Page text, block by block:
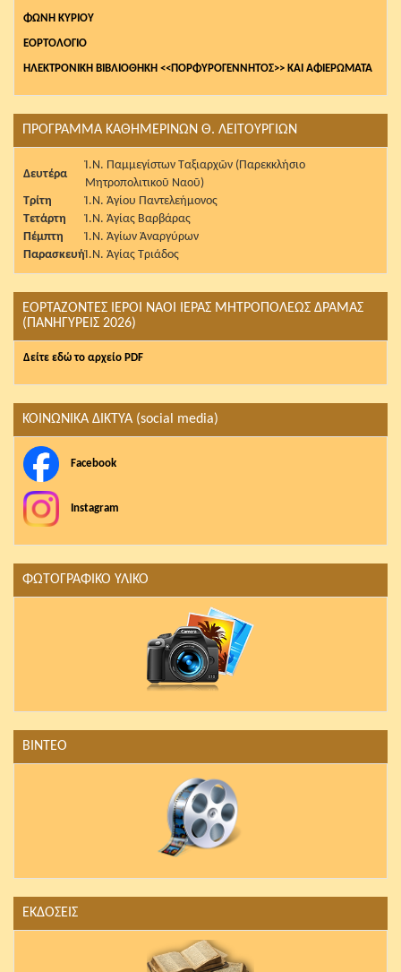
ΦΩΝΗ ΚΥΡΙΟΥ
ΕΟΡΤΟΛΟΓΙΟ
ΗΛΕΚΤΡΟΝΙΚΗ ΒΙΒΛΙΟΘΗΚΗ <<ΠΟΡΦΥΡΟΓΕΝΝΗΤΟΣ>> ΚΑΙ ΑΦΙΕΡΩΜΑΤΑ
ΠΡΟΓΡΑΜΜΑ ΚΑΘΗΜΕΡΙΝΩΝ Θ. ΛΕΙΤΟΥΡΓΙΩΝ
Δευτέρα
Ἱ.Ν. Παμμεγίστων Ταξιαρχῶν (Παρεκκλήσιο
Μητροπολιτικοῦ Ναοῦ)
Τρίτη
Ἱ.Ν. Ἁγίου Παντελεήμονος
Τετάρτη
Ἱ.Ν. Ἁγίας Βαρβάρας
Πέμπτη
Ἱ.Ν. Ἁγίων Ἀναργύρων
ΠαρασκευήἹ.Ν. Ἁγίας Τριάδος
ΕΟΡΤΑΖΟΝΤΕΣ ΙΕΡΟΙ ΝΑΟΙ ΙΕΡΑΣ ΜΗΤΡΟΠΟΛΕΩΣ ΔΡΑΜΑΣ
(ΠΑΝΗΓΥΡΕΙΣ 2026)
Δείτε εδώ το αρχείο PDF
ΚΟΙΝΩΝΙΚΑ ΔΙΚΤΥΑ (social media)
Facebook
Instagram
ΦΩΤΟΓΡΑΦΙΚΟ ΥΛΙΚΟ
ΒΙΝΤΕΟ
ΕΚΔΟΣΕΙΣ